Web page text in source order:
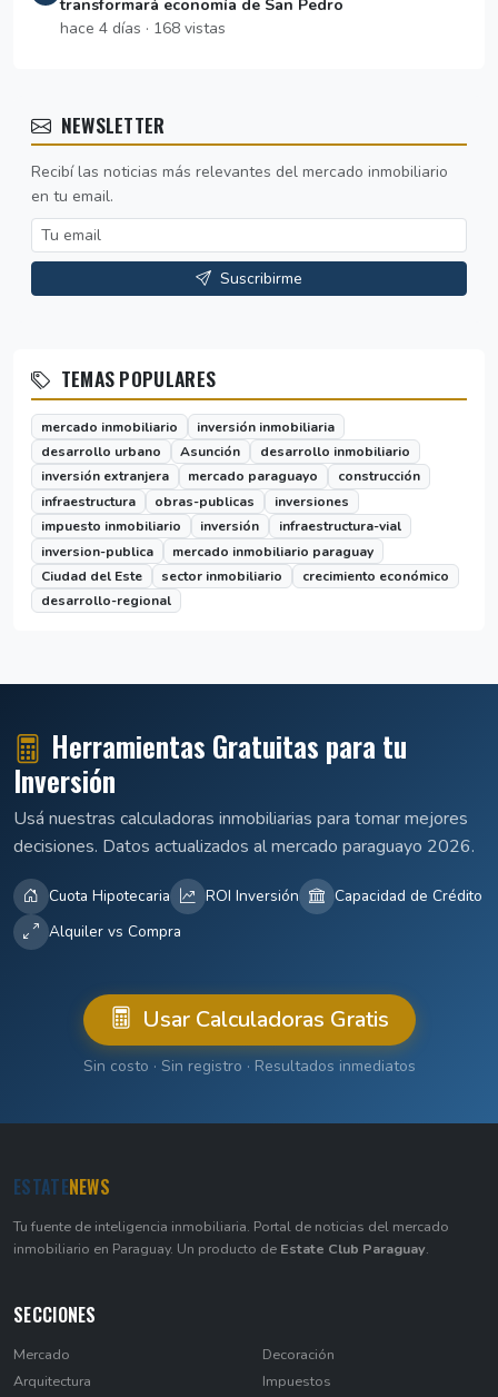
transformará economía de San Pedro
hace 4 días · 168 vistas
NEWSLETTER
Recibí las noticias más relevantes del mercado inmobiliario
en tu email.
Suscribirme
TEMAS POPULARES
mercado inmobiliario
inversión inmobiliaria
desarrollo urbano
Asunción
desarrollo inmobiliario
inversión extranjera
mercado paraguayo
construcción
infraestructura
obras-publicas
inversiones
impuesto inmobiliario
inversión
infraestructura-vial
inversion-publica
mercado inmobiliario paraguay
Ciudad del Este
sector inmobiliario
crecimiento económico
desarrollo-regional
Herramientas Gratuitas para tu
Inversión
Usá nuestras calculadoras inmobiliarias para tomar mejores
decisiones. Datos actualizados al mercado paraguayo 2026.
Cuota Hipotecaria ROI Inversión
Capacidad de Crédito
Alquiler vs Compra
Usar Calculadoras Gratis
Sin costo · Sin registro · Resultados inmediatos
ESTATENEWS
Tu fuente de inteligencia inmobiliaria. Portal de noticias del mercado
inmobiliario en Paraguay. Un producto de Estate Club Paraguay.
SECCIONES
Mercado
Arquitectura
Decoración
Impuestos